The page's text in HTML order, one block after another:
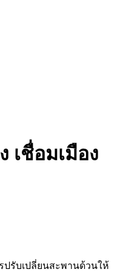
เชื่อมเมือง
รับเปลี่ยนสะพานด้วนให้